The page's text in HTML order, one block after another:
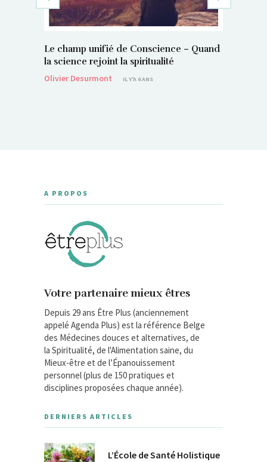
Le champ unifié de Conscience – Quand
la science rejoint la spiritualité
Olivier Desurmont
IL Y'A 6 ANS
A PROPOS
Votre partenaire mieux êtres
Depuis 29 ans Être Plus (anciennement
appelé Agenda Plus) est la référence Belge
des Médecines douces et alternatives, de
la Spiritualité, de l'Alimentation saine, du
Mieux-être et de l’Épanouissement
personnel (plus de 150 pratiques et
disciplines proposées chaque année).
DERNIERS ARTICLES
L’École de Santé Holistique